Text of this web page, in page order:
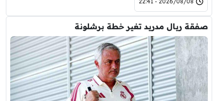
صفقة ريال مدريد تغير خطة برشلونة